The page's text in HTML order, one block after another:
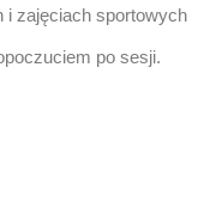
i zajęciach sportowych
po sesji.